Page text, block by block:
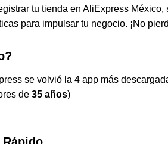
tu tienda en AliExpress México,
para impulsar tu negocio. ¡No
se volvió la 4 app más
de 35 años)